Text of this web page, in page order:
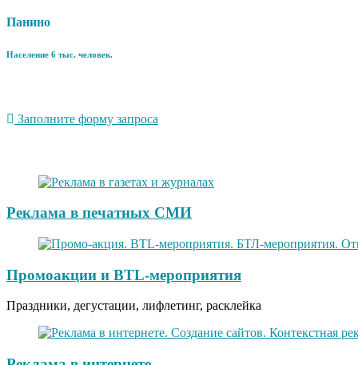
Панино
Население 6 тыс. человек.
Заполните форму запроса
Реклама в печатных СМИ
Промоакции и BTL-мероприятия
Праздники, дегустации, лифлетинг, расклейка